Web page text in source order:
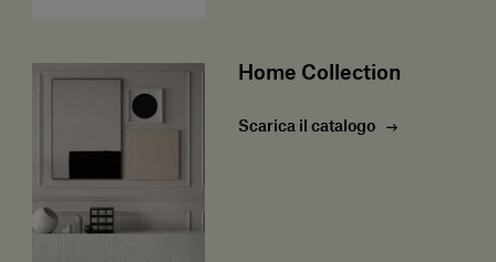
Home Collection
Scarica il catalogo